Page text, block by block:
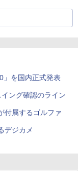
」を国内正式発表
ング確認のライン
付属するゴルファ
デジカメ